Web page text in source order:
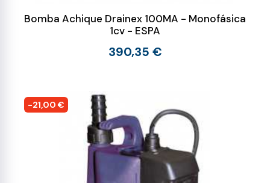
Bomba Achique Drainex 100MA - Monofásica
1cv - ESPA
390,35 €
-21,00 €